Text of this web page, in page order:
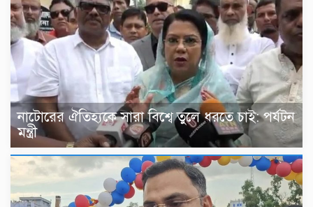
নাটোরের ঐতিহ্যকে সারা বিশ্বে তুলে ধরতে চাই: পর্যটন
মন্ত্রী